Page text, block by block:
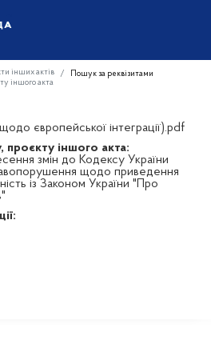
інших актів
Пошук за реквізитами
іншого акта
європейської інтеграції).pdf
проєкту іншого акта:
змін до Кодексу України
щодо приведення
із Законом України "Про